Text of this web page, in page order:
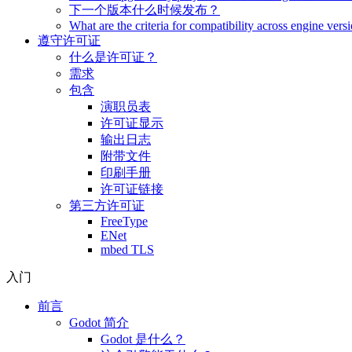
下一个版本什么时候发布？
What are the criteria for compatibility across engine
遵守许可证
什么是许可证？
需求
包含
演职员表
许可证显示
输出日志
附带文件
印刷手册
许可证链接
第三方许可证
FreeType
ENet
mbed TLS
入门
前言
Godot 简介
Godot 是什么？